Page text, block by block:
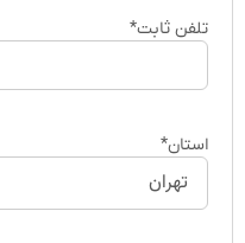
تلفن ثابت*
استان*